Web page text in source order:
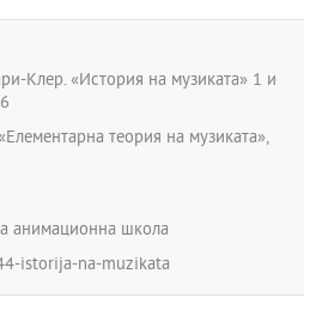
Клер. «История на музиката» 1 и
теория на музиката»,
анимационна школа
istorija-na-muzikata